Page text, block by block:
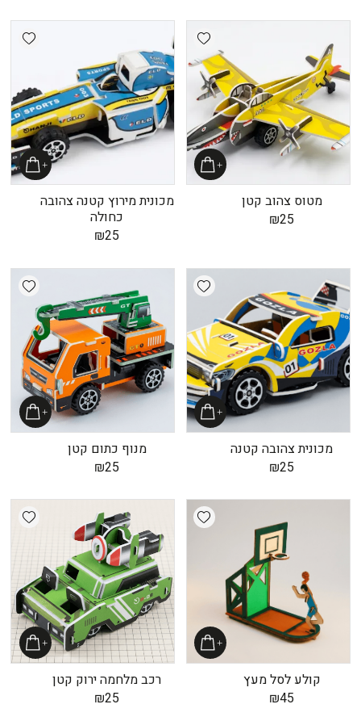
Add wishlist
מטוס צהוב קטן
₪25
מכונית מירוץ קטנה צהובה
כחולה
₪25
Add wishlist
מכונית צהובה קטנה
₪25
מנוף כתום קטן
₪25
Add wishlist
קולע לסל מעץ
₪45
רכב מלחמה ירוק קטן
₪25